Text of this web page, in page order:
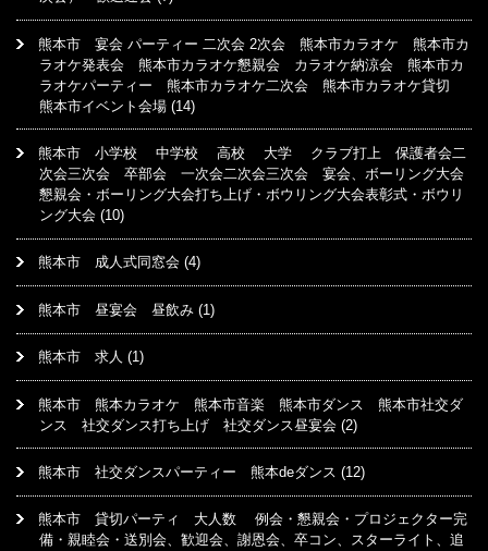
熊本市 宴会 パーティー 二次会 2次会 熊本市カラオケ 熊本市カ
ラオケ発表会 熊本市カラオケ懇親会 カラオケ納涼会 熊本市カ
ラオケパーティー 熊本市カラオケ二次会 熊本市カラオケ貸切
熊本市イベント会場 (14)
熊本市 小学校 中学校 高校 大学 クラブ打上 保護者会二
次会三次会 卒部会 一次会二次会三次会 宴会、ボーリング大会
懇親会・ボーリング大会打ち上げ・ボウリング大会表彰式・ボウリ
ング大会 (10)
熊本市 成人式同窓会 (4)
熊本市 昼宴会 昼飲み (1)
熊本市 求人 (1)
熊本市 熊本カラオケ 熊本市音楽 熊本市ダンス 熊本市社交ダ
ンス 社交ダンス打ち上げ 社交ダンス昼宴会 (2)
熊本市 社交ダンスパーティー 熊本deダンス (12)
熊本市 貸切パーティ 大人数 例会・懇親会・プロジェクター完
備・親睦会・送別会、歓迎会、謝恩会、卒コン、スターライト、追